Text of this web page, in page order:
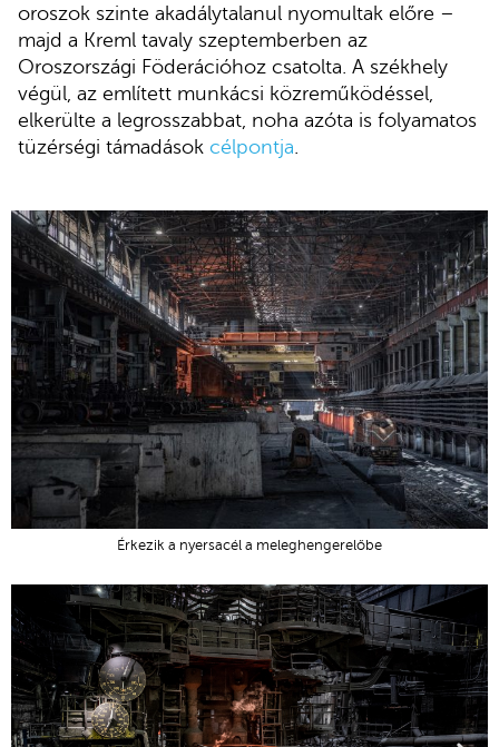
oroszok szinte akadálytalanul nyomultak előre –
majd a Kreml tavaly szeptemberben az
Oroszországi Föderációhoz csatolta. A székhely
végül, az említett munkácsi közreműködéssel,
elkerülte a legrosszabbat, noha azóta is folyamatos
tüzérségi támadások célpontja
Érkezik a nyersacél a meleghengerelőbe